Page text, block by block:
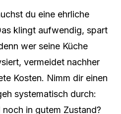
du eine ehrliche
klingt aufwendig, spart
wer seine Küche
vermeidet nachher
Kosten. Nimm dir einen
systematisch durch:
in gutem Zustand?